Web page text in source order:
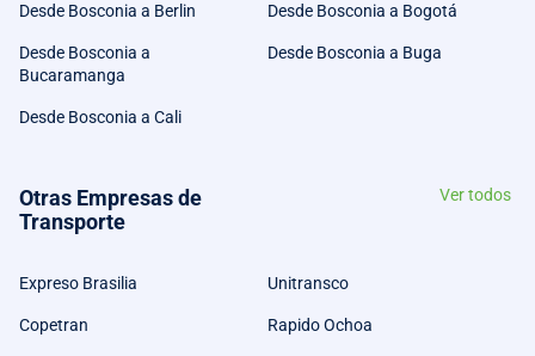
Desde Bosconia a Berlin Desde Bosconia a Bogotá
Desde Bosconia a
Bucaramanga
Desde Bosconia a Buga
Desde Bosconia a Cali
Otras Empresas de
Transporte
Ver todos
Expreso Brasilia Unitransco
Copetran Rapido Ochoa